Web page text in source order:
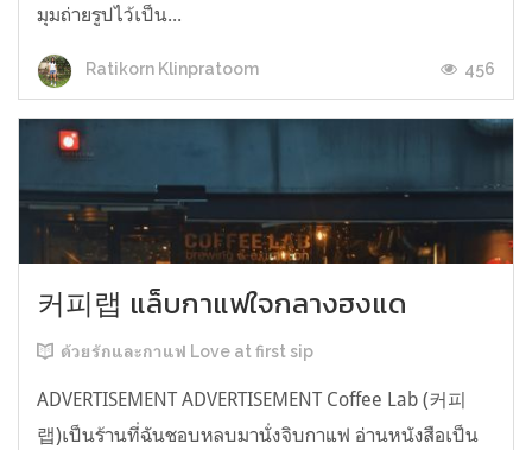
มุมถ่ายรูปไว้เป็น...
Ratikorn Klinpratoom 456
커피랩 แล็บกาแฟใจกลางฮงแด
ด้วยรักและกาแฟ Love at first sip
ADVERTISEMENT ADVERTISEMENT Coffee Lab (커피
랩)เป็นร้านที่ฉันชอบหลบมานั่งจิบกาแฟ อ่านหนังสือเป็น